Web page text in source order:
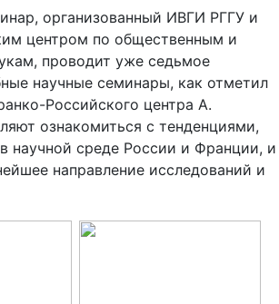
организованный ИВГИ РГГУ и
центром по общественным и
проводит уже седьмое
научные семинары, как отметил
Российского центра А.
ознакомиться с тенденциями,
научной среде России и Франции, и
направление исследований и